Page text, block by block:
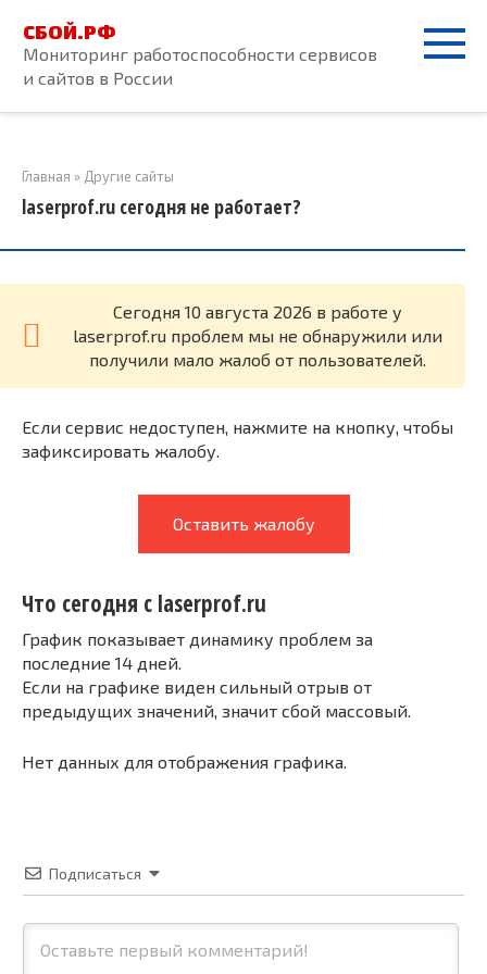
контенту
СБОЙ.РФ
Мониторинг работоспособности сервисов
и сайтов в России
Главная » Другие сайты
laserprof.ru сегодня не работает?
Cегодня 10 августа 2026 в работе у
laserprof.ru проблем мы не обнаружили или
получили мало жалоб от пользователей.
Если сервис недоступен, нажмите на кнопку, чтобы
зафиксировать жалобу.
Оставить жалобу
Что сегодня с laserprof.ru
График показывает динамику проблем за
последние 14 дней.
Если на графике виден сильный отрыв от
предыдущих значений, значит сбой массовый.
Нет данных для отображения графика.
Подписаться